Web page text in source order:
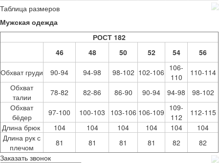
Таблица размеров
Мужская одежда
РОСТ 182
46
48 50 52 54 56
Обхват груди 90-94 94-98 98-102 102-106 106-
110
110-114
Обхват
талии
78-82 82-86 86-90 90-94 94-98
98-102
Обхват
бёдер
97-100 100-103 103-106 106-109 109-
112
112-115
Длина брюк
104 104 104 104 104
104
Длина рук с
плечом
81 81 81 81 82
82
Заказать звонок